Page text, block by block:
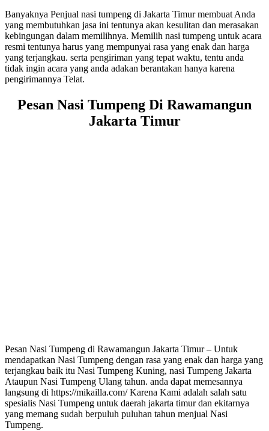
Banyaknya Penjual nasi tumpeng di Jakarta Timur membuat Anda
yang membutuhkan jasa ini tentunya akan kesulitan dan merasakan
kebingungan dalam memilihnya. Memilih nasi tumpeng untuk acara
resmi tentunya harus yang mempunyai rasa yang enak dan harga
yang terjangkau. serta pengiriman yang tepat waktu, tentu anda
tidak ingin acara yang anda adakan berantakan hanya karena
pengirimannya Telat.
Pesan Nasi Tumpeng Di Rawamangun
Jakarta Timur
Pesan Nasi Tumpeng di Rawamangun Jakarta Timur – Untuk
mendapatkan Nasi Tumpeng dengan rasa yang enak dan harga yang
terjangkau baik itu Nasi Tumpeng Kuning, nasi Tumpeng Jakarta
Ataupun Nasi Tumpeng Ulang tahun. anda dapat memesannya
langsung di https://mikailla.com/ Karena Kami adalah salah satu
spesialis Nasi Tumpeng untuk daerah jakarta timur dan ekitarnya
yang memang sudah berpuluh puluhan tahun menjual Nasi
Tumpeng.